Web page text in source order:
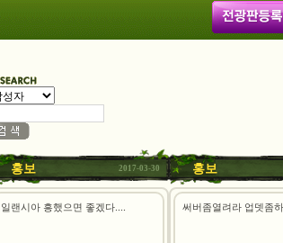
홍보
일랜시아 흥했으면 좋겠다....
2017-03-30 홍보
써버좀열려라 업뎃좀